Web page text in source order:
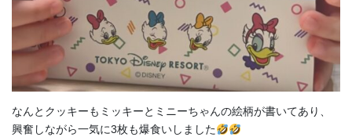
なんとクッキーもミッキーとミニーちゃんの絵柄が書いてあり、
興奮しながら一気に3枚も爆食いしました